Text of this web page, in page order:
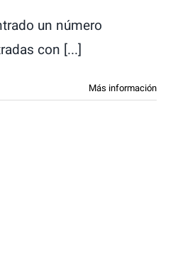
un número
con [...]
Más información